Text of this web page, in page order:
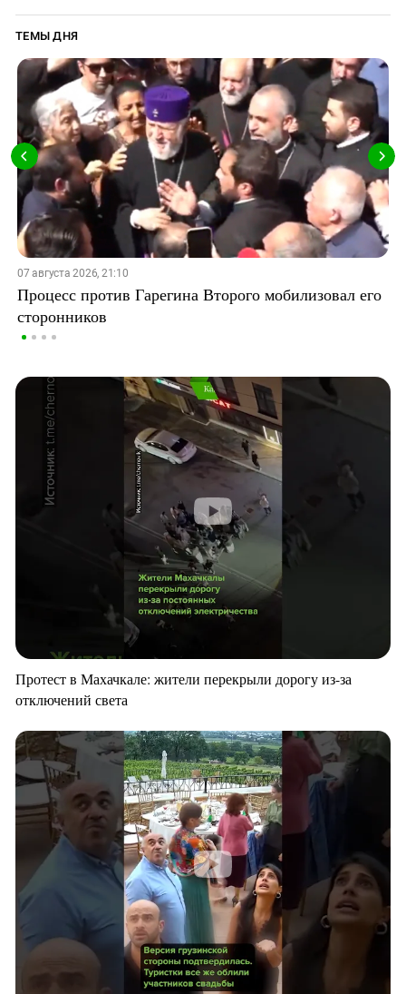
ТЕМЫ ДНЯ
07 августа 2026, 21:10
Процесс против Гарегина Второго мобилизовал его
сторонников
Протест в Махачкале: жители перекрыли дорогу из-за
отключений света